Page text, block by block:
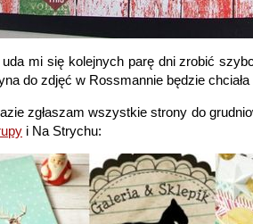
mi się kolejnych parę dni zrobić
do zdjęć w Rossmannie będzie
zgłaszam wszystkie strony do
i Na Strychu: